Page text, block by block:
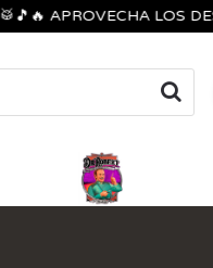
APROVECHA LOS